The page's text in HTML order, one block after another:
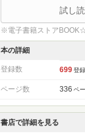
試し
※電子書籍ストア
本の詳細
登録数 699 登録
ページ数 336 ペ
書店で詳細を見る